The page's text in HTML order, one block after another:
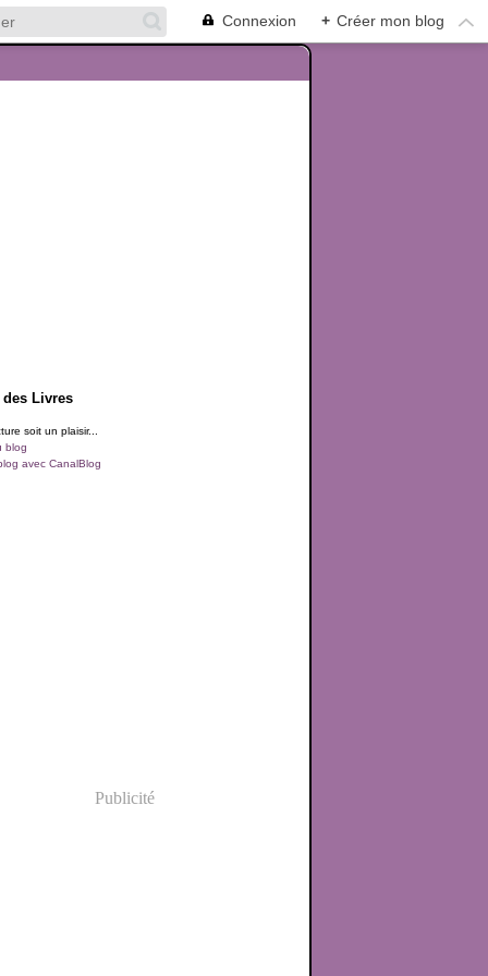
Connexion + Créer mon blog
Livres
soit un plaisir...
blog
avec CanalBlog
Publicité